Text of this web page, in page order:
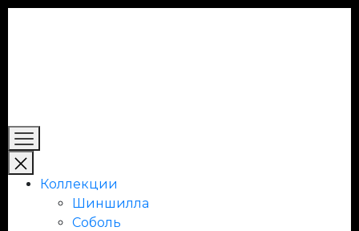
Коллекции
Шиншилла
Соболь